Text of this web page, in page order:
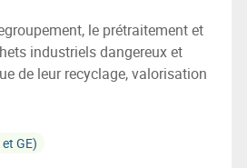
le prétraitement et
industriels dangereux et
de leur recyclage, valorisation
GE)